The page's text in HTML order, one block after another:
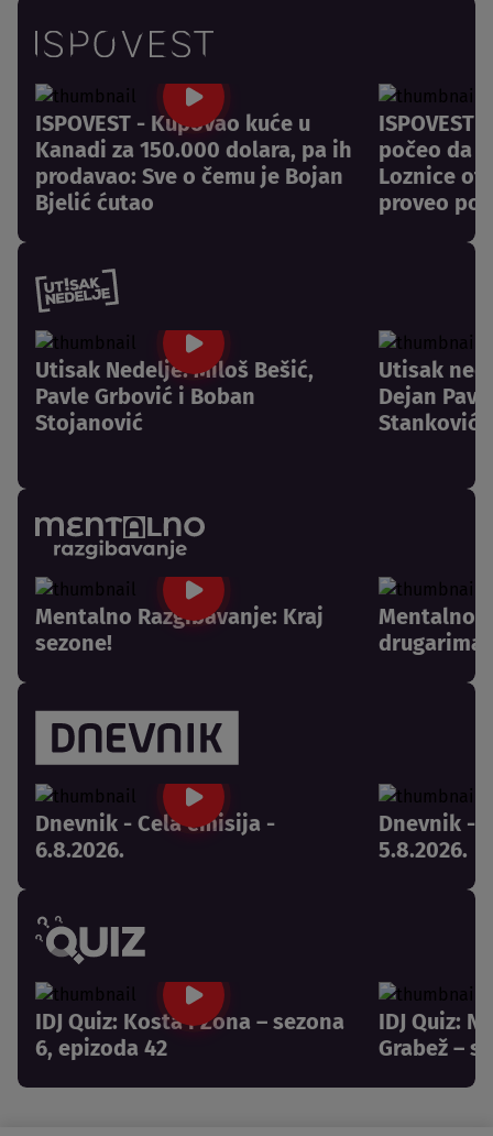
ISPOVEST - Kupovao kuće u
Kanadi za 150.000 dolara, pa ih
prodavao: Sve o čemu je Bojan
Bjelić ćutao
počeo da
Loznice
proveo
Utisak Nedelje: Miloš Bešić,
Pavle Grbović i Boban
Stojanović
Utisak
Dejan
Stanković
Mentalno Razgibavanje: Kraj
sezone!
Mentalno
drugarima
Dnevnik - Cela emisija -
6.8.2026.
Dnevnik -
5.8.2026.
IDJ Quiz: Kosta i Zona – sezona
6, epizoda 42
IDJ Quiz:
Grabež –